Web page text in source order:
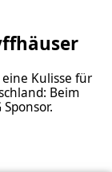
Kulisse für
Beim